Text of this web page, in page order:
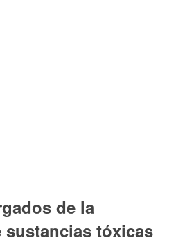
de la
tóxicas